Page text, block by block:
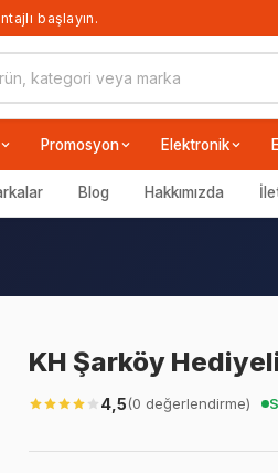
başlayın.
Promosyon Elektronik
Blog Hakkımızda
KH Şarköy
4,5(0 değerlendirme)